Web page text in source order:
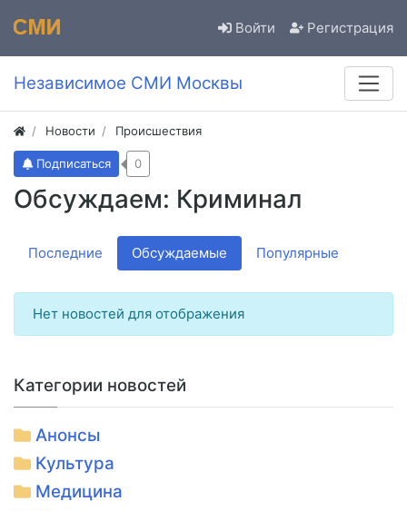
Войти Регистрация
Независимое СМИ Москвы
Новости Происшествия
Обсуждаем: Криминал
Подписаться 0
Последние Обсуждаемые Популярные
Нет новостей для отображения
Категории новостей
Анонсы
Культура
Медицина